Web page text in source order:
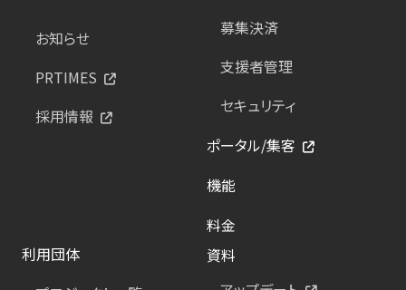
お知らせ
PRTIMES
採用情報
募集決済
支援者管理
セキュリティ
ポータル/集客
機能
料金
利用団体
資料